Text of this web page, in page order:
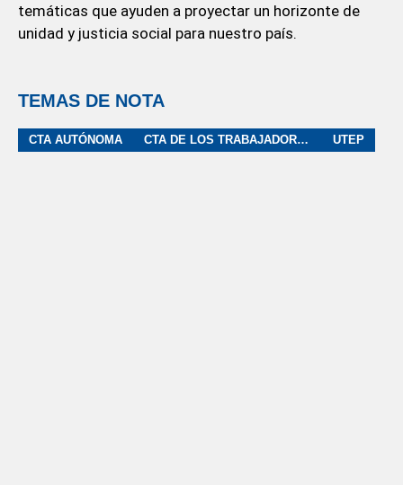
temáticas que ayuden a proyectar un horizonte de
unidad y justicia social para nuestro país.
TEMAS DE NOTA
CTA AUTÓNOMA CTA DE LOS TRABAJADORES UTEP